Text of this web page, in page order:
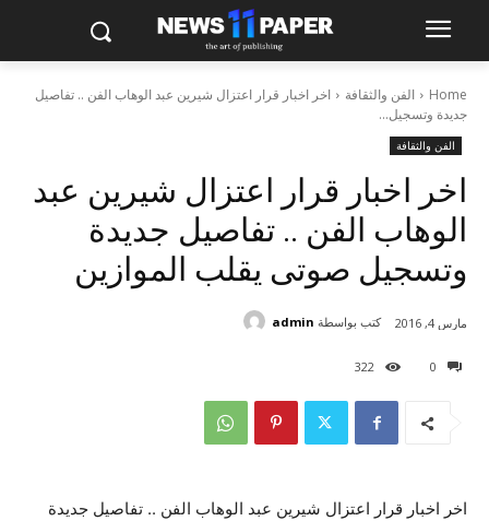
Home الفن والثقافة
اخر اخبار قرار اعتزال شيرين عبد الوهاب الفن .. تفاصيل
جديدة وتسجيل...
الفن والثقافة
اخر اخبار قرار اعتزال شيرين عبد
الوهاب الفن .. تفاصيل جديدة
وتسجيل صوتى يقلب الموازين
0
322
مارس 4, 2016 كتب بواسطة admin
اخر اخبار قرار اعتزال شيرين عبد الوهاب الفن .. تفاصيل جديدة